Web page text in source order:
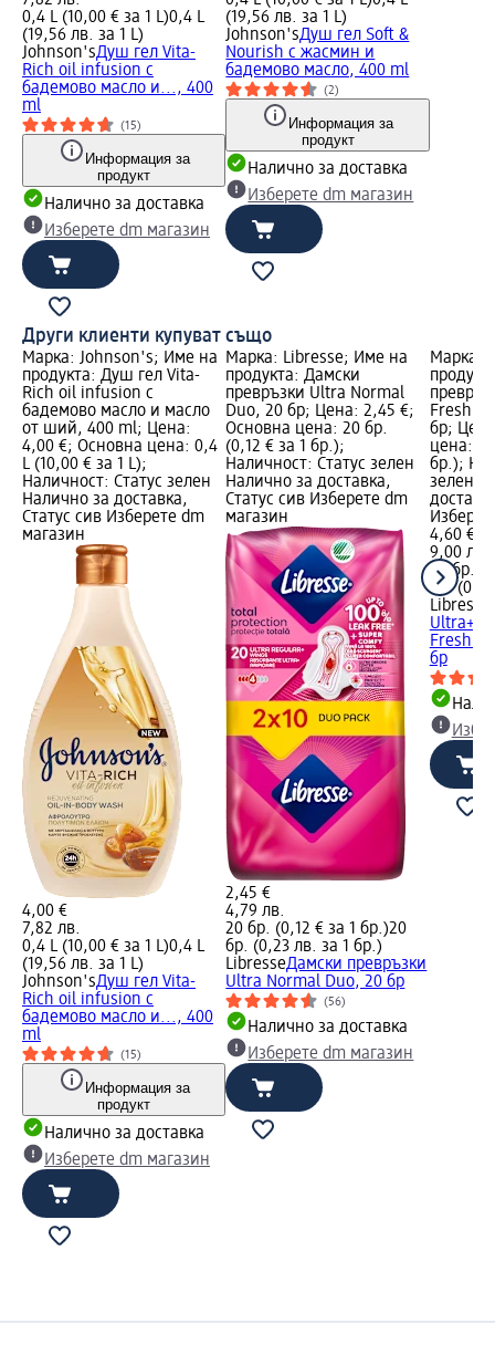
0,4 L (10,00 € за 1 L)0,4 L
(19,56 лв. за 1 L)
Johnson'sДуш гел Vita-
Rich oil infusion с
бадемово масло и..., 400
ml
(15)
Информация за
продукт
Налично за доставка
Изберете dm магазин
(19,56 лв. за 1 L)
Johnson'sДуш гел Soft &
Nourish с жасмин и
бадемово масло, 400 ml
(2)
Информация за
продукт
Налично за доставка
Изберете dm магазин
Други клиенти купуват също
Марка: Johnson's; Име на
продукта: Душ гел Vita-
Rich oil infusion с
бадемово масло и масло
от ший, 400 ml; Цена:
4,00 €; Основна цена: 0,4
L (10,00 € за 1 L);
Наличност: Статус зелен
Налично за доставка,
Статус сив Изберете dm
магазин
4,00 €
7,82 лв.
0,4 L (10,00 € за 1 L)0,4 L
(19,56 лв. за 1 L)
Johnson'sДуш гел Vita-
Rich oil infusion с
бадемово масло и..., 400
ml
(15)
Информация за
продукт
Налично за доставка
Изберете dm магазин
Марка: Libresse; Име на
продукта: Дамски
превръзки Ultra Normal
Duo, 20 бр; Цена: 2,45 €;
Основна цена: 20 бр.
(0,12 € за 1 бр.);
Наличност: Статус зелен
Налично за доставка,
Статус сив Изберете dm
магазин
2,45 €
4,79 лв.
20 бр. (0,12 € за 1 бр.)20
бр. (0,23 лв. за 1 бр.)
LibresseДамски превръзки
Ultra Normal Duo, 20 бр
(56)
Налично за доставка
Изберете dm магазин
Марка:
бр;
цена:
бр.);
зелен
4,60 €
9,00 лв.
40 бр.
бр.
Libresse
Ultra+
бр